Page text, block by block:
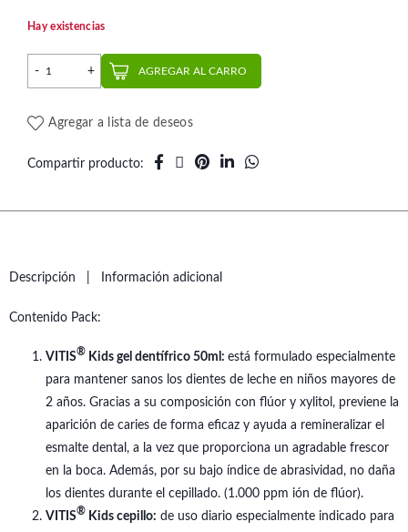
Hay existencias
Pack Vitis Kids cantidad
AGREGAR AL CARRO
Agregar a lista de deseos
Compartir producto
Descripción Información adicional
Contenido Pack:
VITIS® Kids gel dentífrico 50ml: está formulado especialmente
para mantener sanos los dientes de leche en niños mayores de
2 años. Gracias a su composición con flúor y xylitol, previene la
aparición de caries de forma eficaz y ayuda a remineralizar el
esmalte dental, a la vez que proporciona un agradable frescor
en la boca. Además, por su bajo índice de abrasividad, no daña
los dientes durante el cepillado. (1.000 ppm ión de flúor).
VITIS® Kids cepillo: de uso diario especialmente indicado para